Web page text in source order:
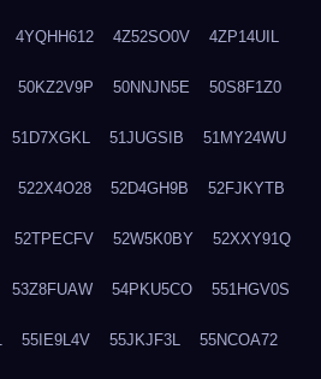
4YQHH612 4Z52SO0V 4ZP14UIL
50KZ2V9P 50NNJN5E 50S8F1Z0
51D7XGKL 51JUGSIB 51MY24WU
522X4O28 52D4GH9B 52FJKYTB
52TPECFV 52W5K0BY 52XXY91Q
53Z8FUAW 54PKU5CO 551HGV0S
55IE9L4V 55JKJF3L 55NCOA72